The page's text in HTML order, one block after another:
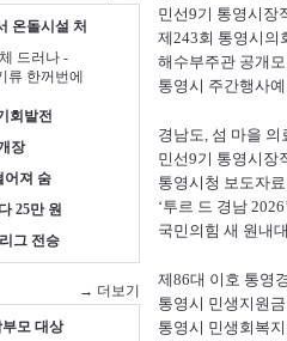
온돌시설 처
드러나 -
류 한꺼번에
회발전
장
어져 숨
25만 원
그 전승
→ 더보기
부모 대상
민선9기 통영시장
제243회 통영시의
해수부주관 공개
통영시 주간행사
경남도, 섬 마을
민선9기 통영시장
통영시청 보도자
‘투르 드 경남
국민의힘 새 원내
제86대 이호 통영
통영시 민생지원
통영시 민생회복